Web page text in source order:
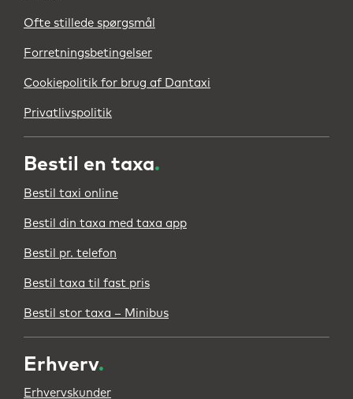
Ofte stillede spørgsmål
Forretningsbetingelser
Cookiepolitik for brug af Dantaxi
Privatlivspolitik
Bestil en taxa.
Bestil taxi online
Bestil din taxa med taxa app
Bestil pr. telefon
Bestil taxa til fast pris
Bestil stor taxa – Minibus
Erhverv.
Erhvervskunder